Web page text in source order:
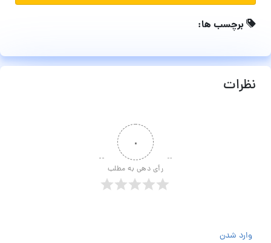
برچسب ها:
نظرات
۰
رأی دهی به مطلب
وارد شدن